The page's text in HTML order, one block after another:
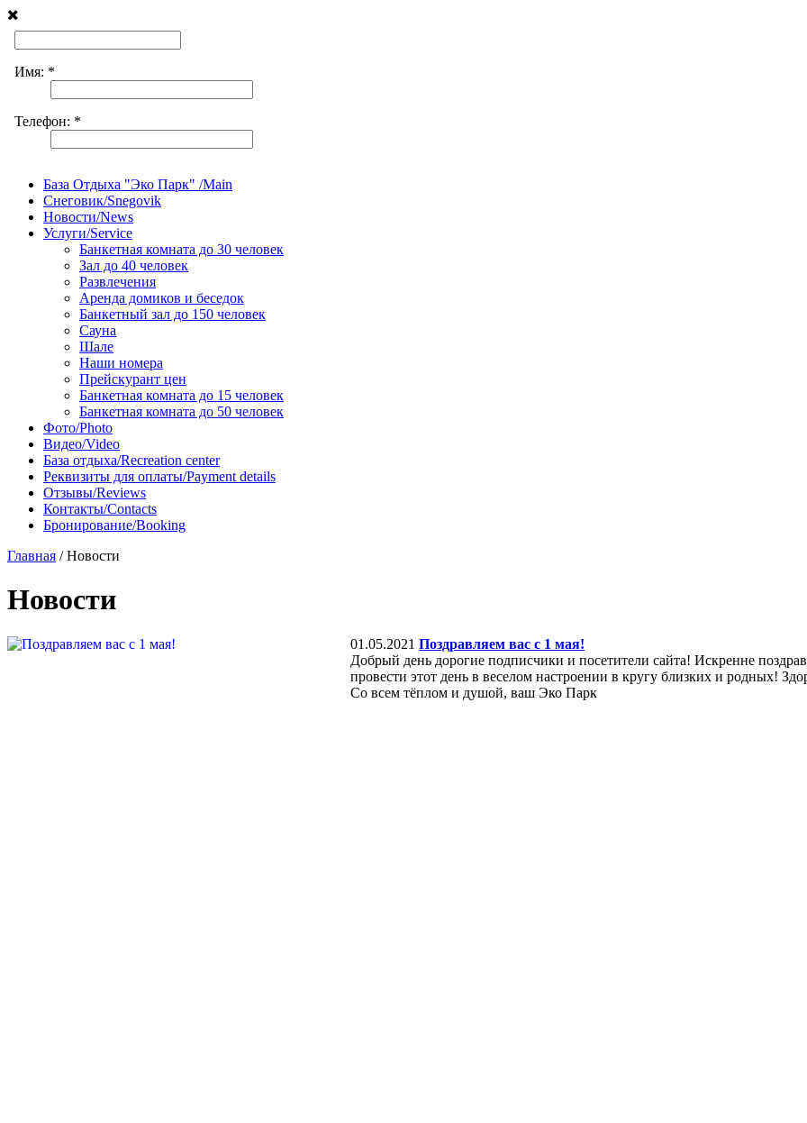
База Отдыха "Эко Парк" /Main
Снеговик/Snegovik
Новости/News
Услуги/Service
Банкетная комната до 30 человек
Зал до 40 человек
Развлечения
Аренда домиков и беседок
Банкетный зал до 150 человек
Сауна
Шале
Наши номера
Прейскурант цен
Банкетная комната до 15 человек
Банкетная комната до 50 человек
Фото/Photo
Видео/Video
База отдыха/Recreation center
Реквизиты для оплаты/Payment details
Отзывы/Reviews
Контакты/Contacts
Бронирование/Booking
Главная /Новости
Новости
01.05.2021 Поздравляем вас с 1 мая!
Добрый день дорогие подписчики и посетители сайта! Искренне
провести этот день в веселом настроении в кругу близких и родных!
Со всем тёплом и душой, ваш Эко Парк